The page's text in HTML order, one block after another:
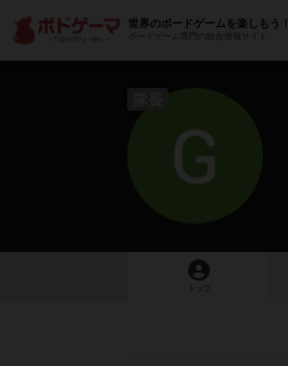
世界のボードゲームを楽しもう！
ボードゲーム専門の総合情報サイト
トップ